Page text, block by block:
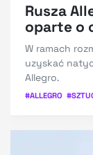
Rusza
oparte o
W ramach
uzyskać
Allegro.
#ALLEGRO #